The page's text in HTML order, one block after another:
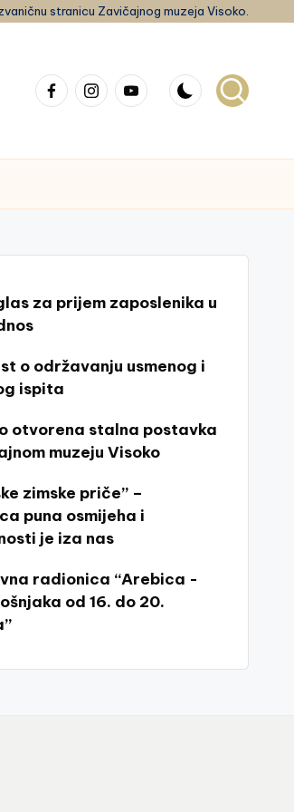
stranicu Zavičajnog muzeja Visoko.
FacebookInstagram
youtube
za prijem zaposlenika u
o održavanju usmenog i
ispita
otvorena stalna postavka
muzeju Visoko
zimske priče” –
puna osmijeha i
je iza nas
radionica “Arebica -
od 16. do 20.